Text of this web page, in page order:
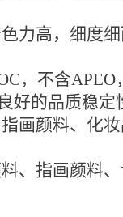
力高，细度
，不含APEO
好的品质稳定
画颜料、化
、指画颜料